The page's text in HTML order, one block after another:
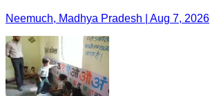
Neemuch, Madhya Pradesh | Aug 7, 2026